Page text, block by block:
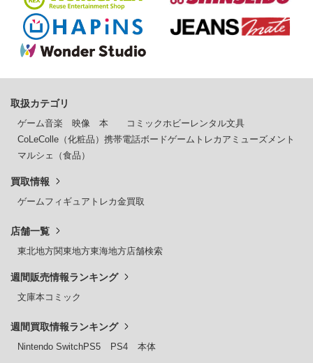
取扱カテゴリ
ゲーム音楽 映像 本 コミック ホビー レンタル文具
CoLeColle（化粧品） 携帯電話ボードゲーム トレカ アミューズメント
マルシェ（食品）
買取情報
ゲームフィギュア トレカ金買取
店舗一覧
東北地方関東地方東海地方店舗検索
週間販売情報ランキング
文庫本コミック
週間買取情報ランキング
Nintendo SwitchPS5 PS4 本体